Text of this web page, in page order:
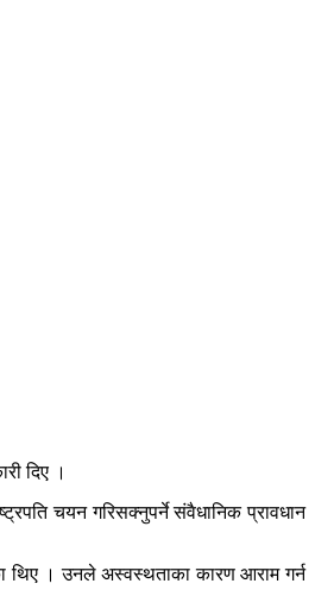
दिए ।
चयन गरिसक्नुपर्ने संवैधानिक प्रावधान
थिए । उनले अस्वस्थताका कारण आराम गर्न